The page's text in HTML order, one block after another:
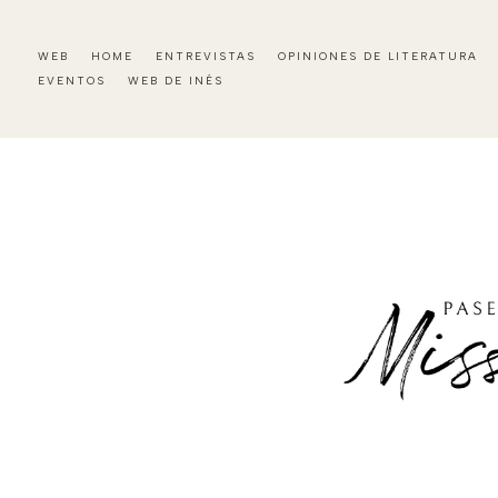
WEB HOME ENTREVISTAS
OPINIONES DE LITERATURA
EVENTOS
WEB DE INÉS